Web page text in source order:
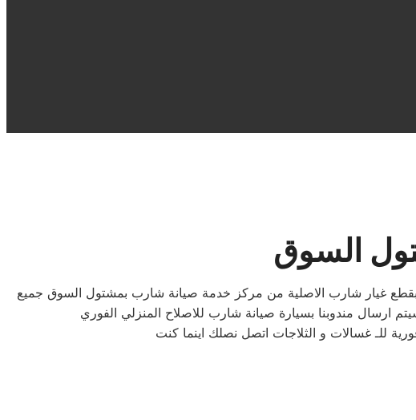
السوق
غيار شارب الاصلية من مركز خدمة صيانة شارب بمشتول السوق جميع
مندوبنا بسيارة صيانة شارب للاصلاح المنزلي الفوري
للـ غسالات و الثلاجات اتصل نصلك اينما كنت